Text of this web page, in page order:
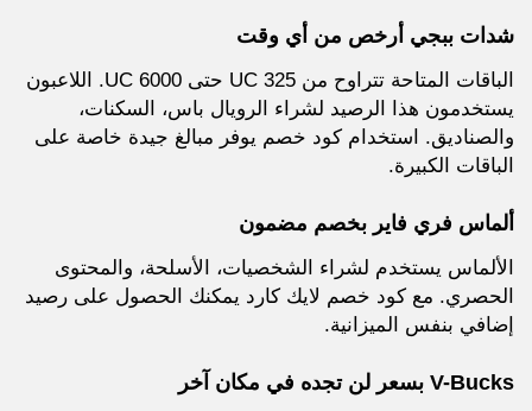
شدات ببجي أرخص من أي وقت
الباقات المتاحة تتراوح من 325 UC حتى 6000 UC. اللاعبون
يستخدمون هذا الرصيد لشراء الرويال باس، السكنات،
والصناديق. استخدام كود خصم يوفر مبالغ جيدة خاصة على
الباقات الكبيرة.
ألماس فري فاير بخصم مضمون
الألماس يستخدم لشراء الشخصيات، الأسلحة، والمحتوى
الحصري. مع كود خصم لايك كارد يمكنك الحصول على رصيد
إضافي بنفس الميزانية.
V-Bucks بسعر لن تجده في مكان آخر